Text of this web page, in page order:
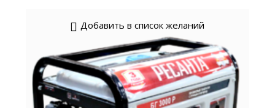
Добавить в список желаний